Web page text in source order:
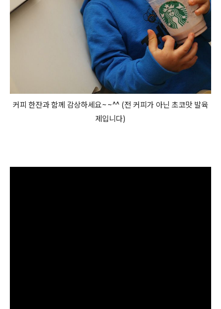
커피 한잔과 함께 감상하세요~~^^ (전 커피가 아닌 초코맛 발육
제입니다)